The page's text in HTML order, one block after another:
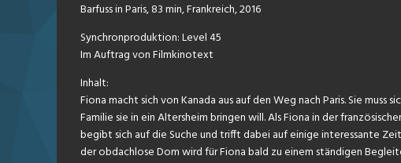
Barfuss in Paris, 83 min, Frankreich, 2016
Synchronproduktion: Level 45
Im Auftrag von Filmkinotext
Inhalt:
Fiona macht sich von Kanada aus auf den Weg nach Paris. Sie
Familie sie in ein Altersheim bringen will. Als Fiona in der
begibt sich auf die Suche und trifft dabei auf einige interessante
der obdachlose Dom wird für Fiona bald zu einem ständigen